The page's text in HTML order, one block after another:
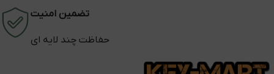
تضمین امنیت
حفاظت چند لایه ای